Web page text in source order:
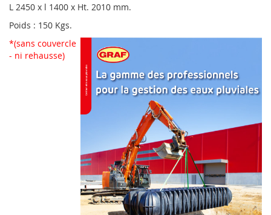
L 2450 x l 1400 x Ht. 2010 mm.
Poids : 150 Kgs.
*(sans couvercle
- ni rehausse)